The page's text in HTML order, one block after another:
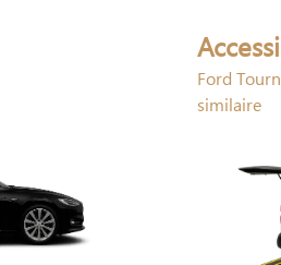
Ford
similaire